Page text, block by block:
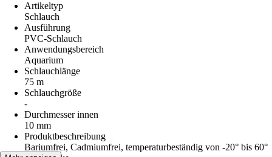
Artikeltyp
Schlauch
Ausführung
PVC-Schlauch
Anwendungsbereich
Aquarium
Schlauchlänge
75 m
Schlauchgröße
-
Durchmesser innen
10 mm
Produktbeschreibung
Bariumfrei, Cadmiumfrei, temperaturbeständig von -20° bis 60°